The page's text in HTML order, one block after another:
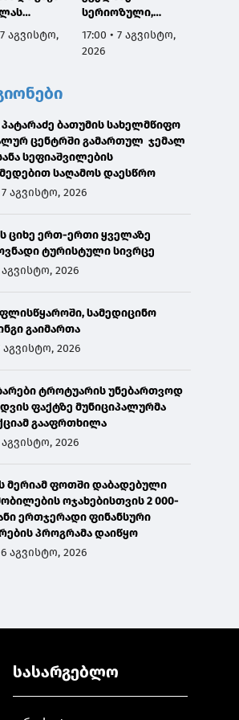
ჟვანიას
7 აგვისტო,
სერიოზული,
ოფიციალური
განცხადება ჩემგან
დამეხმარეთ
გაზიარებაში"
17:00 • 7 აგვისტო,
2026
ბათუმის სახელმწიფო
ცენტრში გამართულ ჯემალ
სეფიაშვილების
საღამოს დაესწრო
7 აგვისტო, 2026
ციხე ერთ-ერთი ყველაზე
ტურისტული სივრცე
აგვისტო, 2026
სამედიცინო
გაიმართა
აგვისტო, 2026
ტროტუარის უნებართვოდ
ფაქტზე მუნიციპალურმა
გააფრთხილა
აგვისტო, 2026
მერიამ ფოთში დაბადებული
ოჯახებისთვის 2 000-
ერთჯერადი ფინანსური
პროგრამა დაიწყო
6 აგვისტო, 2026
სასარგებლო